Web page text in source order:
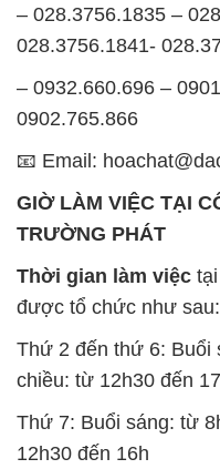
– 028.3756.1835 –
028.3756.1841-
– 0932.660.696 –
0902.765.866
📧 Email:
GIỜ LÀM VIỆC TẠI
TRƯỜNG PHÁT
Thời gian làm việc
được tổ chức như sau:
Thứ 2 đến thứ 6: Buổi
chiều: từ 12h30 đến
Thứ 7: Buổi sáng: từ
12h30 đến 16h